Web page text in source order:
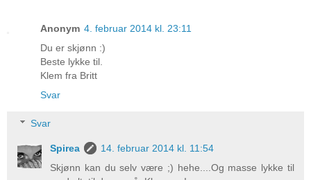
Anonym 4. februar 2014 kl. 23:11
Du er skjønn :)
Beste lykke til.
Klem fra Britt
Svar
Svar
Spirea
14. februar 2014 kl. 11:54
Skjønn kan du selv være ;) hehe....Og masse lykke til